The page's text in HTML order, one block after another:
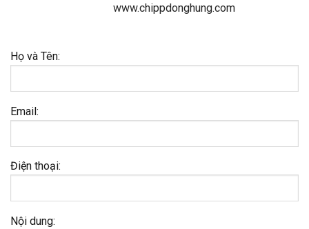
www.chippdonghung.com
Họ và Tên:
Email:
Điện thoại:
Nội dung: